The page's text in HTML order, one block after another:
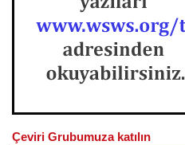
Çeviri Grubumuza katılın